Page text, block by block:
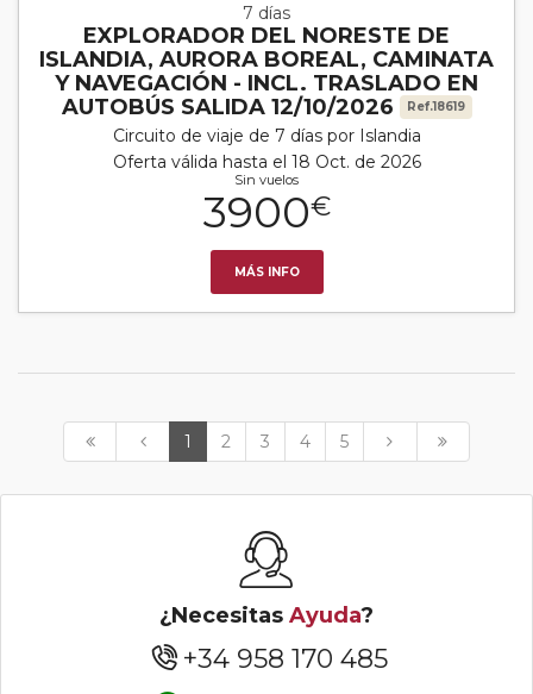
7 días
EXPLORADOR DEL NORESTE DE
ISLANDIA, AURORA BOREAL, CAMINATA
Y NAVEGACIÓN - INCL. TRASLADO EN
AUTOBÚS SALIDA 12/10/2026
Ref.18619
Circuito de viaje de 7 días por Islandia
Oferta válida hasta el 18 Oct. de 2026
Sin vuelos
3900€
MÁS INFO
1 2 3 4 5
¿Necesitas Ayuda?
+34 958 170 485